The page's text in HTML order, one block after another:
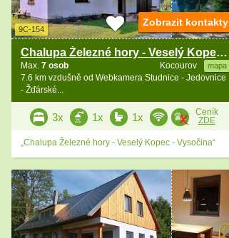
9C-154
Chalupa Železné hory - Veselý Kopec - Vysočina
Kocourov mapa
Max. 7 osob
7.6 km vzdušně od Webkamera Studnice - Jedovnice
- Žďárské...
Zobrazit kontakty
3x 1x 1x
Ceník
ZDE
„Chalupa Železné hory - Veselý Kopec - Vysočina“